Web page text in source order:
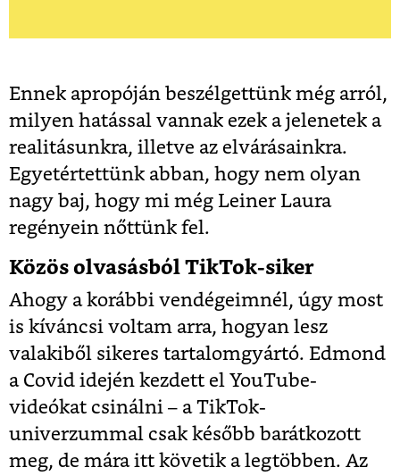
Ennek apropóján beszélgettünk még arról,
milyen hatással vannak ezek a jelenetek a
realitásunkra, illetve az elvárásainkra.
Egyetértettünk abban, hogy nem olyan
nagy baj, hogy mi még Leiner Laura
regényein nőttünk fel.
Közös olvasásból TikTok-siker
Ahogy a korábbi vendégeimnél, úgy most
is kíváncsi voltam arra, hogyan lesz
valakiből sikeres tartalomgyártó. Edmond
a Covid idején kezdett el YouTube-
videókat csinálni – a TikTok-
univerzummal csak később barátkozott
meg, de mára itt követik a legtöbben. Az